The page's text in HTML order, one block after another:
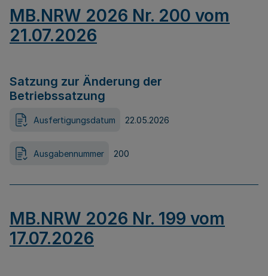
MB.NRW 2026 Nr. 200 vom
21.07.2026
Satzung zur Änderung der
Betriebssatzung
Ausfertigungsdatum 22.05.2026
Ausgabennummer 200
MB.NRW 2026 Nr. 199 vom
17.07.2026